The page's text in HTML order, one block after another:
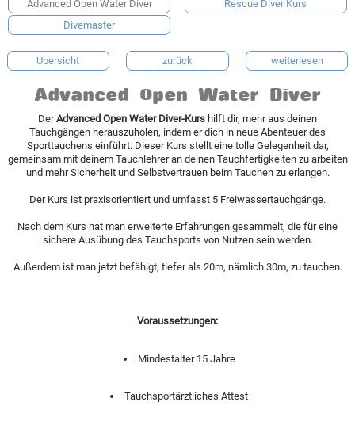
Advanced Open Water Diver
Rescue Diver Kurs
Divemaster
Übersicht zurück weiterlesen
Advanced Open Water Diver
DerAdvanced Open Water Diver-Kurs hilft dir, mehr aus deinen
Tauchgängen herauszuholen, indem er dich in neue Abenteuer des
Sporttauchens einführt. Dieser Kurs stellt eine tolle Gelegenheit dar,
gemeinsam mit deinem Tauchlehrer an deinen Tauchfertigkeiten zu arbeiten
und mehr Sicherheit und Selbstvertrauen beim Tauchen zu erlangen.
Der Kurs ist praxisorientiert und umfasst 5 Freiwassertauchgänge.
Nach dem Kurs hat man erweiterte Erfahrungen gesammelt, die für eine
sichere Ausübung des Tauchsports von Nutzen sein werden.
Außerdem ist man jetzt befähigt, tiefer als 20m, nämlich 30m, zu tauchen.
Voraussetzungen:
Mindestalter 15 Jahre
Tauchsportärztliches Attest